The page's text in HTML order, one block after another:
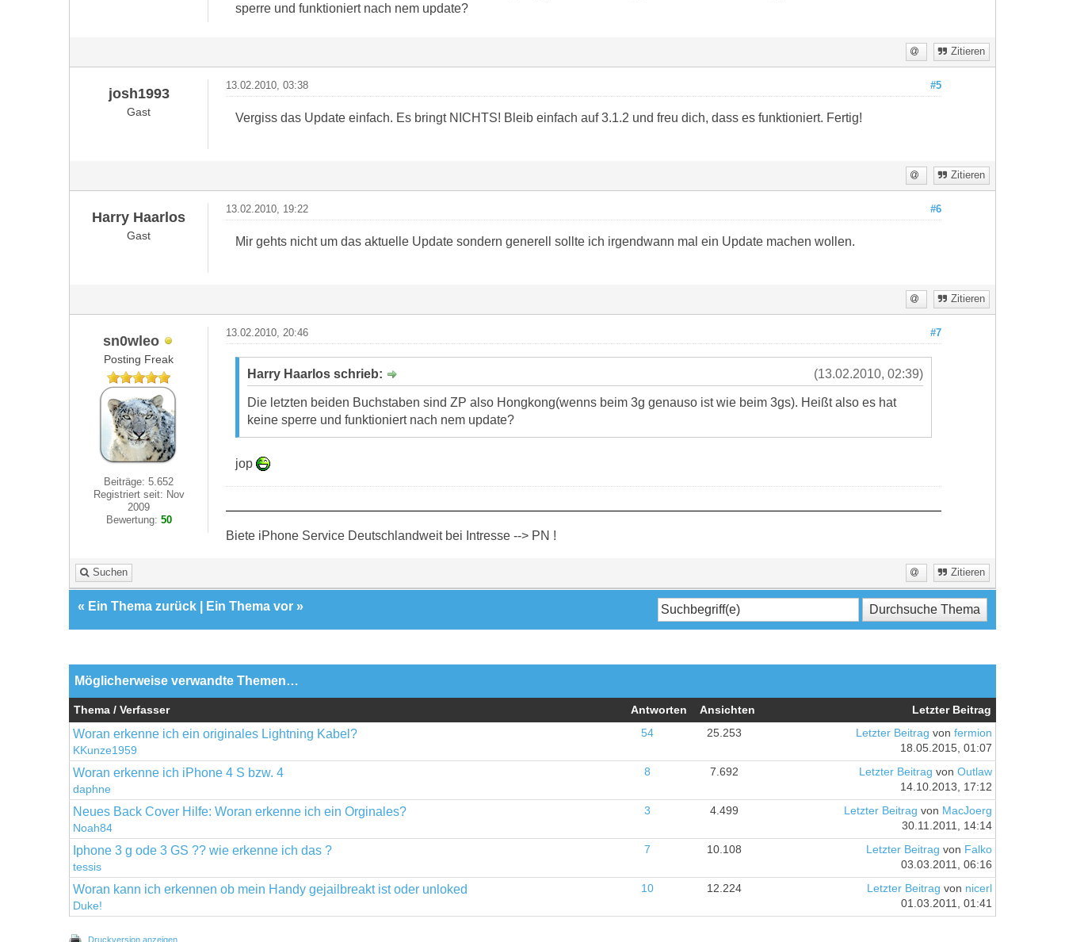
sperre und funktioniert nach nem update?
Zitieren
josh1993
Gast
#5
13.02.2010, 03:38
Vergiss das Update einfach. Es bringt NICHTS! Bleib einfach auf 3.1.2 und freu dich, dass es funktioniert. Fertig!
Zitieren
Harry Haarlos
Gast
#6
13.02.2010, 19:22
Mir gehts nicht um das aktuelle Update sondern generell sollte ich irgendwann mal ein Update machen wollen.
Zitieren
sn0wleo
Posting Freak
Beiträge: 5.652
Registriert seit: Nov
2009
Bewertung: 50
#7
13.02.2010, 20:46
(13.02.2010, 02:39)
Harry Haarlos schrieb:
Die letzten beiden Buchstaben sind ZP also Hongkong(wenns beim 3g genauso ist wie beim 3gs). Heißt also es hat
keine sperre und funktioniert nach nem update?
jop
Biete iPhone Service Deutschlandweit bei Intresse --> PN !
Suchen Zitieren
« Ein Thema zurück Ein Thema vor »
Möglicherweise verwandte Themen…
Thema / Verfasser Antworten Ansichten Letzter Beitrag
Woran erkenne ich ein originales Lightning Kabel?
KKunze1959
54 25.253 Letzter Beitrag von fermion
18.05.2015, 01:07
Woran erkenne ich iPhone 4 S bzw. 4
daphne
8 7.692 Letzter Beitrag von Outlaw
14.10.2013, 17:12
Neues Back Cover Hilfe: Woran erkenne ich ein Orginales?
Noah84
3 4.499 Letzter Beitrag von MacJoerg
30.11.2011, 14:14
Iphone 3 g ode 3 GS ?? wie erkenne ich das ?
tessis
7 10.108 Letzter Beitrag von Falko
03.03.2011, 06:16
Woran kann ich erkennen ob mein Handy gejailbreakt ist oder unloked
Duke!
10 12.224 Letzter Beitrag von nicerl
01.03.2011, 01:41
Druckversion anzeigen